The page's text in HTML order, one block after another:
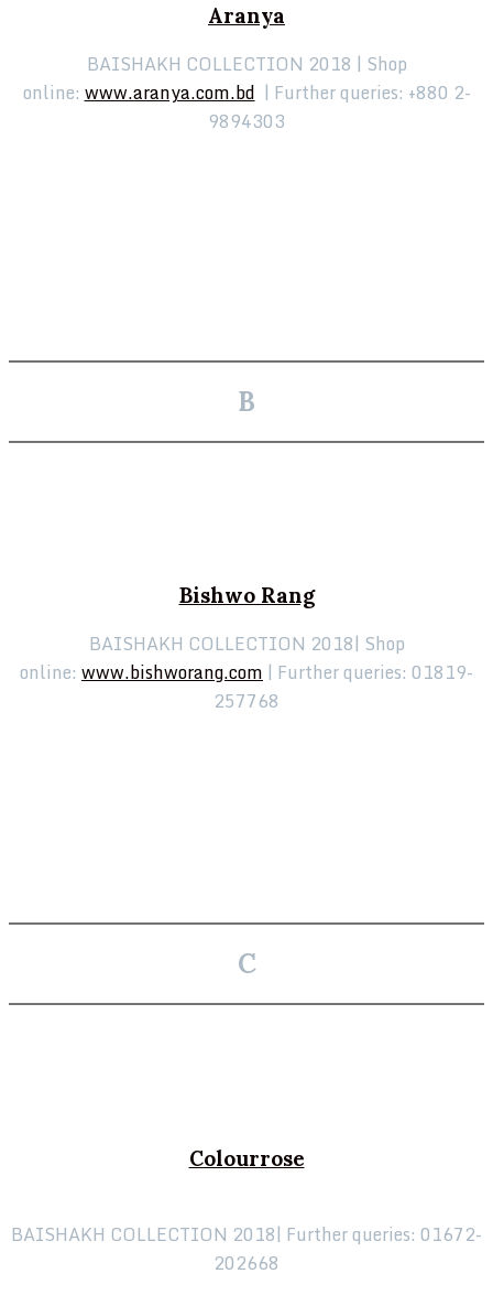
Aranya
BAISHAKH COLLECTION 2018 | Shop
online: www.aranya.com.bd | Further queries: +880 2-
9894303
B
Bishwo Rang
BAISHAKH COLLECTION 2018| Shop
online: www.bishworang.com | Further queries: 01819-
257768
C
Colourrose
BAISHAKH COLLECTION 2018| Further queries: 01672-
202668